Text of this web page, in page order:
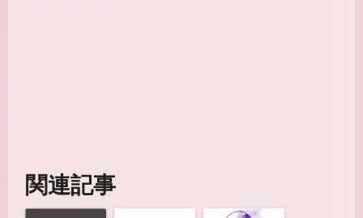
関連記事